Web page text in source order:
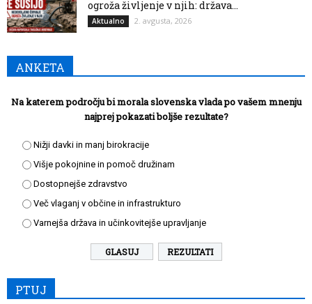
ogroža življenje v njih: država...
Aktualno 2. avgusta, 2026
ANKETA
Na katerem področju bi morala slovenska vlada po vašem mnenju
najprej pokazati boljše rezultate?
Nižji davki in manj birokracije
Višje pokojnine in pomoč družinam
Dostopnejše zdravstvo
Več vlaganj v občine in infrastrukturo
Varnejša država in učinkovitejše upravljanje
REZULTATI
PTUJ